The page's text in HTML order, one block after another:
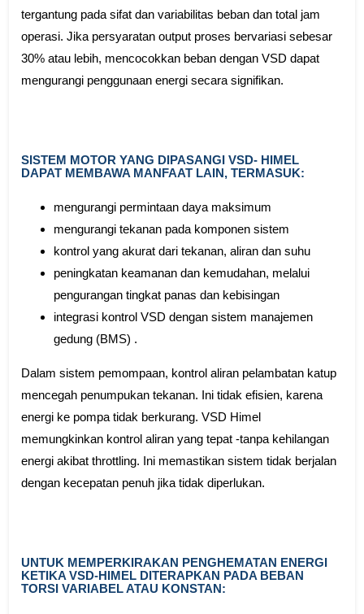
tergantung pada sifat dan variabilitas beban dan total jam
operasi. Jika persyaratan output proses bervariasi sebesar
30% atau lebih, mencocokkan beban dengan VSD dapat
mengurangi penggunaan energi secara signifikan.
SISTEM MOTOR YANG DIPASANGI VSD- HIMEL
DAPAT MEMBAWA MANFAAT LAIN, TERMASUK:
mengurangi permintaan daya maksimum
mengurangi tekanan pada komponen sistem
kontrol yang akurat dari tekanan, aliran dan suhu
peningkatan keamanan dan kemudahan, melalui
pengurangan tingkat panas dan kebisingan
integrasi kontrol VSD dengan sistem manajemen
gedung (BMS) .
Dalam sistem pemompaan, kontrol aliran pelambatan katup
mencegah penumpukan tekanan. Ini tidak efisien, karena
energi ke pompa tidak berkurang. VSD Himel
memungkinkan kontrol aliran yang tepat -tanpa kehilangan
energi akibat throttling. Ini memastikan sistem tidak berjalan
dengan kecepatan penuh jika tidak diperlukan.
UNTUK MEMPERKIRAKAN PENGHEMATAN ENERGI
KETIKA VSD-HIMEL DITERAPKAN PADA BEBAN
TORSI VARIABEL ATAU KONSTAN: